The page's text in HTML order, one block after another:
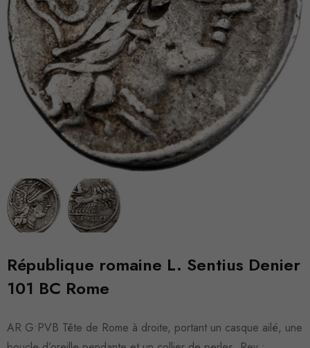
République romaine L. Sentius Denier
101 BC Rome
AR G•PVB Tête de Rome à droite, portant un casque ailé, une